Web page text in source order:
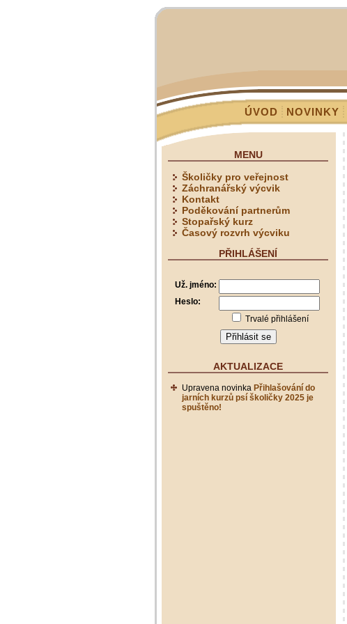
ÚVOD NOVINKY
MENU
Školičky pro veřejnost
Záchranářský výcvik
Kontakt
Poděkování partnerům
Stopařský kurz
Časový rozvrh výcviku
PŘIHLÁŠENÍ
Už. jméno:
Heslo:
Trvalé přihlášení
AKTUALIZACE
Upravena novinka Přihlašování do
jarních kurzů psí školičky 2025 je
spuštěno!